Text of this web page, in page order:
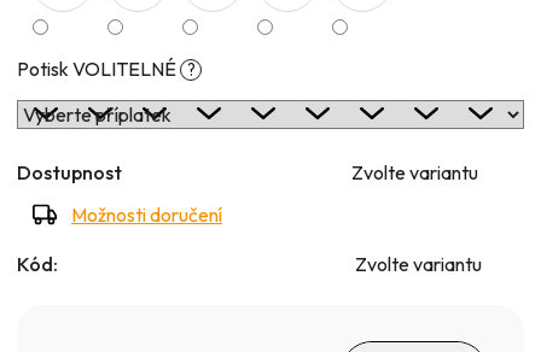
Potisk VOLITELNÉ ?
Dostupnost
Zvolte variantu
Možnosti doručení
Kód: Zvolte variantu